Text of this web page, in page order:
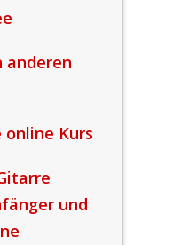
anderen
online Kurs
und